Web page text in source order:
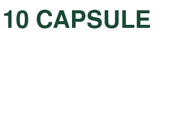
CAPSULE